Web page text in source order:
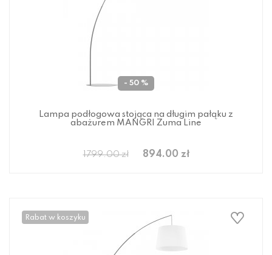
- 50 %
Lampa podłogowa stojąca na długim pałąku z
abażurem MANGRI Zuma Line
1799.00 zł 894.00 zł
Rabat w koszyku